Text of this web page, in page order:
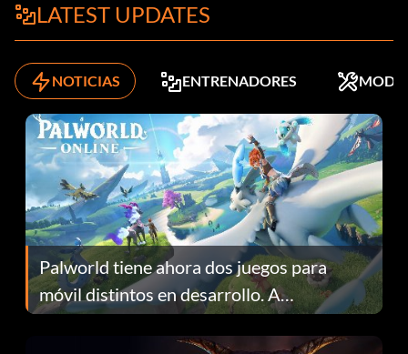
LATEST UPDATES
NOTICIAS ENTRENADORES MODS
Palworld tiene ahora dos juegos para
móvil distintos en desarrollo. A
continuación te explicamos por qué.